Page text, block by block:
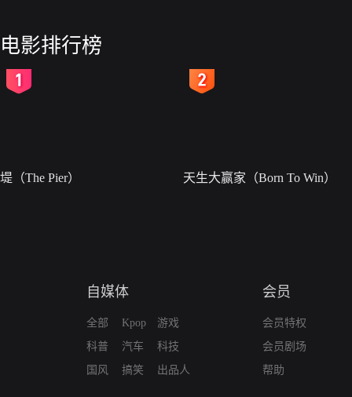
电影排行榜
堤（The Pier） 天生大赢家（Born To Win）
自媒体
全部
科普
国风
Kpop
汽车
搞笑
游戏
科技
出品人
会员
会员特权
会员剧场
帮助